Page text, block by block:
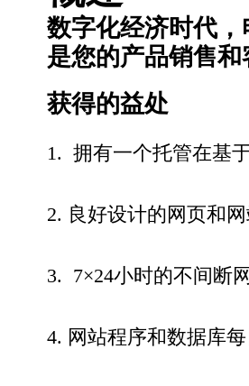
商
网
建
设
量
数字化经济时代
是您的产品销售和
获得的益处
1. 拥有一个托管在基
2. 良好设计的网页和网
3. 7×24小时的不间断
4. 网站程序和数据库每